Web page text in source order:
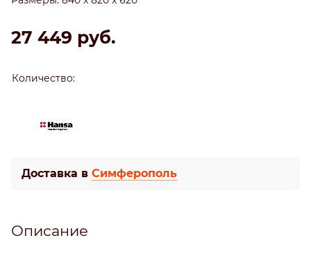
27 449 руб.
Количество:
Доставка в Симферополь
Описание